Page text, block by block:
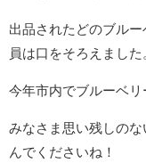
出品されたどのブル
員は口をそろえました
今年市内でブルーベリ
みなさま思い残しの
んでくださいね！